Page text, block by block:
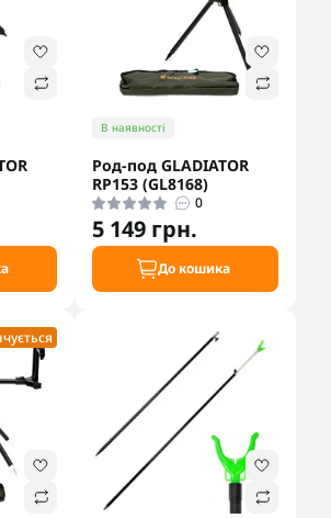
В наявності
Род-под GLADIATOR
RP153 (GL8168)
0
5 149 грн.
До кошика